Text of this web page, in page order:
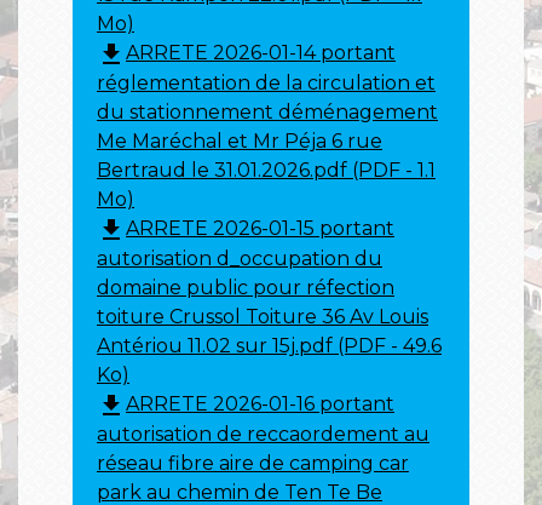
Mo)
file_download ARRETE 2026-01-14 portant
réglementation de la circulation et
du stationnement déménagement
Me Maréchal et Mr Péja 6 rue
Bertraud le 31.01.2026.pdf (PDF - 1.1
Mo)
file_download ARRETE 2026-01-15 portant
autorisation d_occupation du
domaine public pour réfection
toiture Crussol Toiture 36 Av Louis
Antériou 11.02 sur 15j.pdf (PDF - 49.6
Ko)
file_download ARRETE 2026-01-16 portant
autorisation de reccaordement au
réseau fibre aire de camping car
park au chemin de Ten Te Be